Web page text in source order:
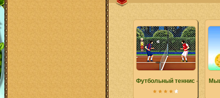
Футбольный теннис -